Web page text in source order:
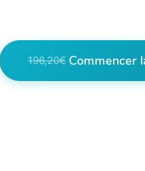
196,20€ Commencer